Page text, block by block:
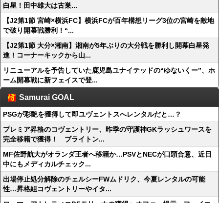
白星！田中雄大は古巣...
【J2第1節 宮崎×横浜FC】横浜FCが百年構想リーグ3位の宮崎を敵地
で破り開幕戦勝利！“...
【J2第1節 大分×湘南】湘南が5年ぶりの大分戦を勝利し開幕白星発
進！コーナーキックから山...
リニューアルを予告していた鹿児島ユナイテッドの“ゆないくー”、ホ
ーム開幕戦に新フェイスで登...
Samurai GOAL
PSGが彩艶を獲得して即ユヴェントスへレンタルだと…？
プレミア昇格のコヴェントリー、昨季の守護神GKラッシュワースを
完全移籍で獲得！ ブライトン...
MF佐野航大がオランダ王者へ移籍か…PSVとNECが口頭合意、近日
中にもメディカルチェック...
出場停止処分解除のチェルシーFWムドリク、今夏レンタルの可能
性…昇格組コヴェントリーやイタ...